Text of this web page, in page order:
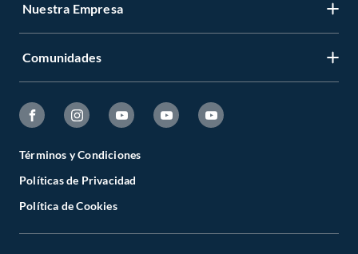
Nuestra Empresa
Comunidades
Términos y Condiciones
Políticas de Privacidad
Política de Cookies